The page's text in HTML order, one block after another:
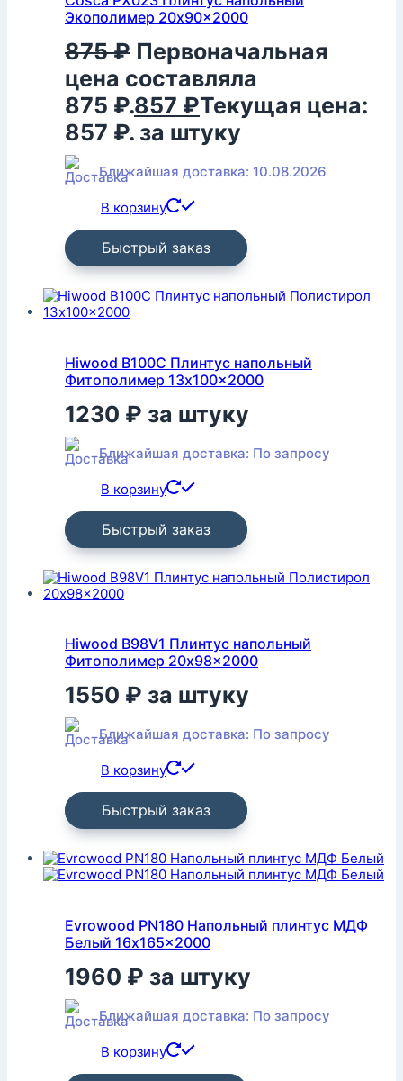
Экополимер 20x90x2000
875₽ Первоначальная
цена составляла
875 ₽.857 ₽Текущая цена:
857 ₽. за штуку
Ближайшая доставка: 10.08.2026
В корзину
Быстрый заказ
Hiwood B100C Плинтус напольный
Фитополимер 13x100x2000
1230 ₽ за штуку
Ближайшая доставка: По запросу
В корзину
Быстрый заказ
Hiwood B98V1 Плинтус напольный
Фитополимер 20x98x2000
1550 ₽ за штуку
Ближайшая доставка: По запросу
В корзину
Быстрый заказ
Evrowood PN180 Напольный плинтус МДФ
Белый 16x165x2000
1960 ₽ за штуку
Ближайшая доставка: По запросу
В корзину